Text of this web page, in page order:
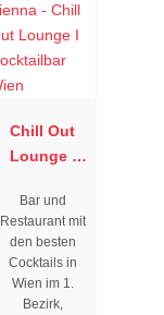
Chill Out
Lounge I
Wien
Bar und
Restaurant mit
den besten
Cocktails in
Wien im 1.
Bezirk,